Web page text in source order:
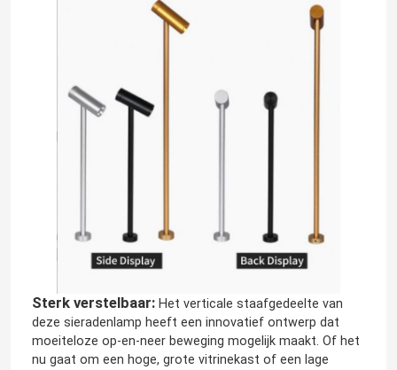
Sterk verstelbaar: Het verticale staafgedeelte van
deze sieradenlamp heeft een innovatief ontwerp dat
moeiteloze op-en-neer beweging mogelijk maakt. Of het
nu gaat om een hoge, grote vitrinekast of een lage